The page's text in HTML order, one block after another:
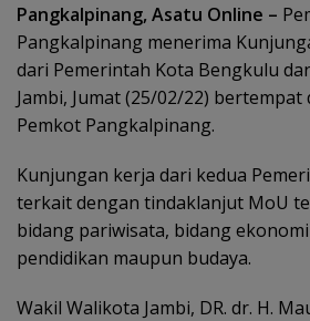
Pangkalpinang, Asatu Online –
Pangkalpinang menerima
dari Pemerintah Kota Bengkulu
Jambi, Jumat (25/02/22) bertempat
Pemkot Pangkalpinang.
Kunjungan kerja dari kedua
terkait dengan tindaklanjut MoU
bidang pariwisata, bidang
pendidikan maupun budaya.
Wakil Walikota Jambi, DR. dr. H.